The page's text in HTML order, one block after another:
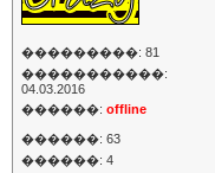
���������: 81
�����������:
04.03.2016
������: offline
������: 63
������: 4